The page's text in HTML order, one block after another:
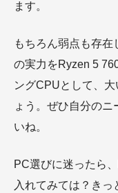
ます。
もちろん弱点も存
の実力をRyzen 5
ングCPUとして、
ょう。ぜひ自分のニ
いね。
PC選びに迷ったら
入れてみては？きっ